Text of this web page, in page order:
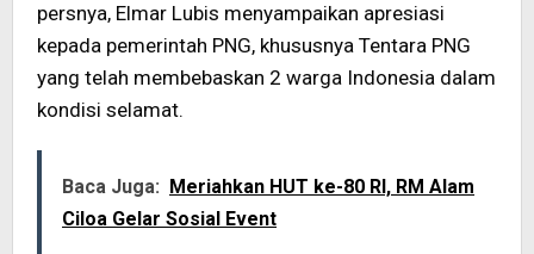
persnya, Elmar Lubis menyampaikan apresiasi
kepada pemerintah PNG, khususnya Tentara PNG
yang telah membebaskan 2 warga Indonesia dalam
kondisi selamat.
Baca Juga: Meriahkan HUT ke-80 RI, RM Alam
Ciloa Gelar Sosial Event